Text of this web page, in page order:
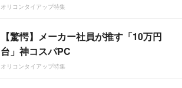
オリコンタイアップ特集
【驚愕】メーカー社員が推す「10万円
台」神コスパPC
オリコンタイアップ特集